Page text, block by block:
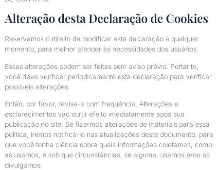
Alteração desta Declaração de Cookies
Reservamos o direito de modificar esta declaração a qualquer
momento, para melhor atender às necessidades dos usuários.
Essas alterações podem ser feitas sem aviso prévio. Portanto,
você deve verificar periodicamente esta declaração para verificar
possíveis alterações.
Então, por favor, revise-a com frequência. Alterações e
esclarecimentos vão surtir efeito imediatamente após sua
publicação no site. Se fizermos alterações de materiais para essa
política, iremos notificá-lo nas atualizações deste documento, para
que você tenha ciência sobre quais informações coletamos, como
as usamos, e sob que circunstâncias, se alguma, usamos e/ou as
divulgamos.